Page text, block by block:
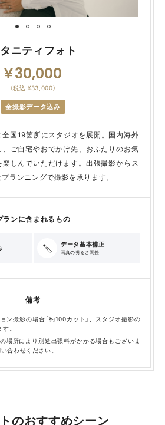
ニティフォト
30,000
（税込 ¥33,000）
全撮影データ込み
国19箇所にスタジオを展開。国内海外
、ご自宅やおでかけ先、おふたりのお気
しんでいただけます。出張撮影からス
ランニングで撮影を承ります。
ランに含まれるもの
データ基本補正
写真の明るさ調整
備考
ン撮影の場合「約100カット」、スタジオ撮影の
。
場所により別途出張料がかかる場合もございま
合わせください。
のおすすめシーン